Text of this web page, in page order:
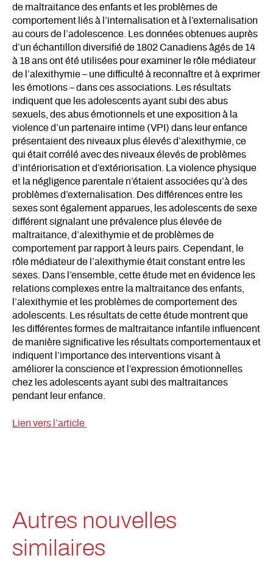
de maltraitance des enfants et les problèmes de
comportement liés à l’internalisation et à l’externalisation
au cours de l’adolescence. Les données obtenues auprès
d’un échantillon diversifié de 1802 Canadiens âgés de 14
à 18 ans ont été utilisées pour examiner le rôle médiateur
de l’alexithymie – une difficulté à reconnaître et à exprimer
les émotions – dans ces associations. Les résultats
indiquent que les adolescents ayant subi des abus
sexuels, des abus émotionnels et une exposition à la
violence d’un partenaire intime (VPI) dans leur enfance
présentaient des niveaux plus élevés d’alexithymie, ce
qui était corrélé avec des niveaux élevés de problèmes
d’intériorisation et d’extériorisation. La violence physique
et la négligence parentale n’étaient associées qu’à des
problèmes d’externalisation. Des différences entre les
sexes sont également apparues, les adolescents de sexe
différent signalant une prévalence plus élevée de
maltraitance, d’alexithymie et de problèmes de
comportement par rapport à leurs pairs. Cependant, le
rôle médiateur de l’alexithymie était constant entre les
sexes. Dans l’ensemble, cette étude met en évidence les
relations complexes entre la maltraitance des enfants,
l’alexithymie et les problèmes de comportement des
adolescents. Les résultats de cette étude montrent que
les différentes formes de maltraitance infantile influencent
de manière significative les résultats comportementaux et
indiquent l’importance des interventions visant à
améliorer la conscience et l’expression émotionnelles
chez les adolescents ayant subi des maltraitances
pendant leur enfance.
Lien vers l’article
Autres nouvelles
similaires